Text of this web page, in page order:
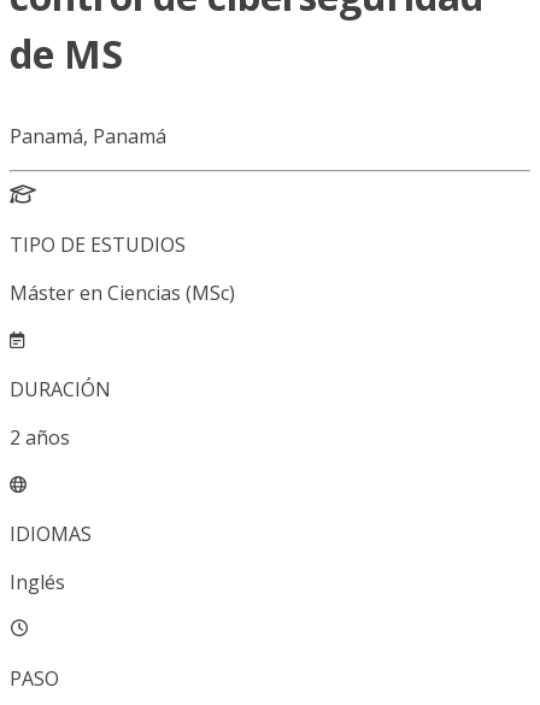
de MS
Panamá, Panamá
TIPO DE ESTUDIOS
Máster en Ciencias (MSc)
DURACIÓN
2 años
IDIOMAS
Inglés
PASO